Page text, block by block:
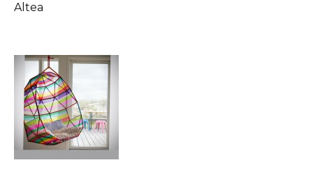
Altea